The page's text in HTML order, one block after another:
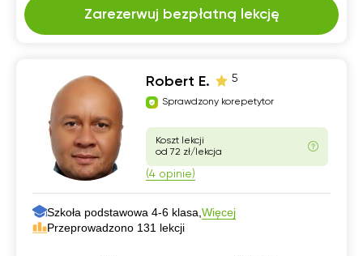
Zarezerwuj bezpłatną lekcję
Robert E. 5
Sprawdzony korepetytor
Koszt lekcji
od 72 zł/lekcja
(4 opinie)
Szkoła podstawowa 4-6 klasa, Więcej
Przeprowadzono 131 lekcji